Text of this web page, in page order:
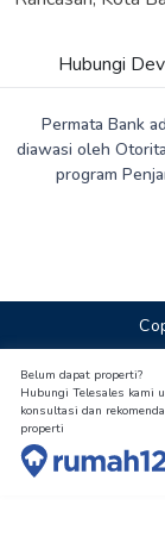
Hubungi
Permata Bank
diawasi oleh
program
Belum dapat properti?
Hubungi Telesales kami
konsultasi dan
properti